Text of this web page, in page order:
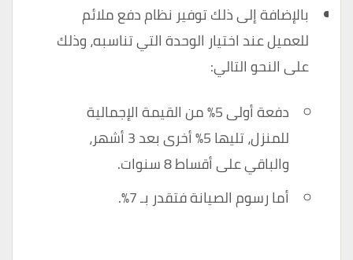
بالإضافة إلى ذلك توفير نظام دفع ملائم
للعميل عند اختيار الوحدة التي تناسبه، وذلك
على النحو التالي:
دفعة أولى 5٪ من القيمة الإجمالية
للمنزل، تليها 5٪ أخرى بعد 3 أشهر،
والباقي على أقساط 8 سنوات.
أما رسوم الصيانة فتقدر بـ 7٪.